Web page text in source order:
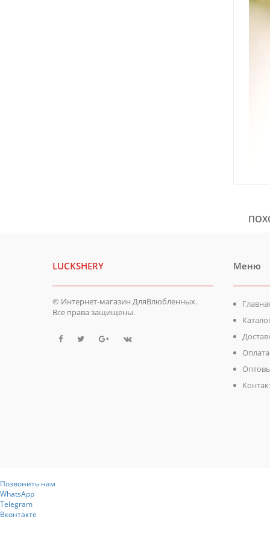
LUCKSHERY
© Интернет-магазин ДляВлюбленных.
Все права защищены.
Меню
Оплата
Позвонить нам
WhatsApp
Telegram
Вконтакте